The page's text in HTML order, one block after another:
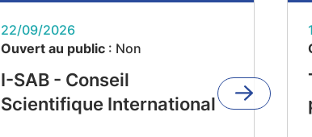
22/09/2026
Ouvert au public: Non
I-SAB - Conseil
Scientifique International